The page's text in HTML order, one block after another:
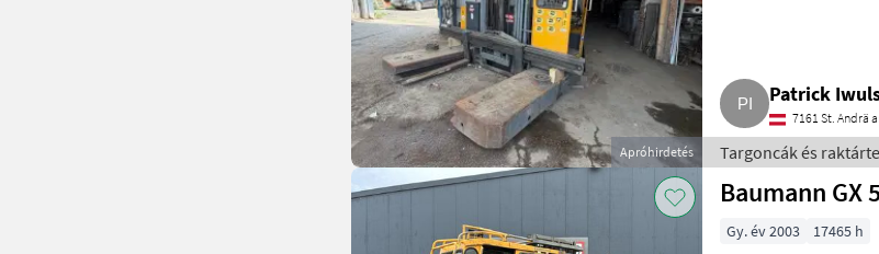
Apróhirdetés
Patrick
7161 St. Andrä
Targoncák és
Baumann GX
Gy. év 2003 17465 h